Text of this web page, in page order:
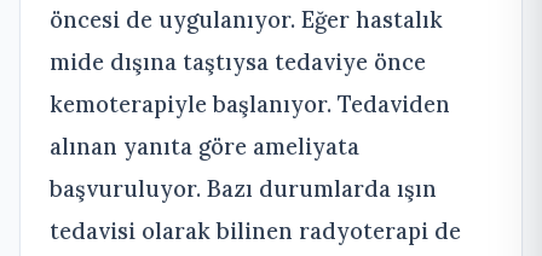
öncesi de uygulanıyor. Eğer hastalık
mide dışına taştıysa tedaviye önce
kemoterapiyle başlanıyor. Tedaviden
alınan yanıta göre ameliyata
başvuruluyor. Bazı durumlarda ışın
tedavisi olarak bilinen radyoterapi de